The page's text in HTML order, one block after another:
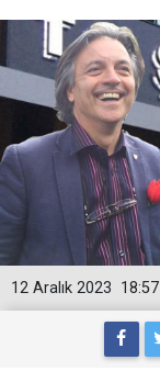
18:57
12 Aralık 2023